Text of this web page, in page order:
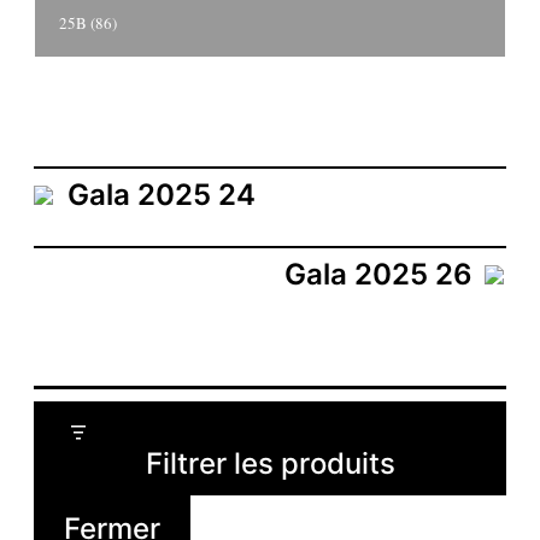
25B (86)
Gala 2025 24
Gala 2025 26
Filtrer les produits
Fermer